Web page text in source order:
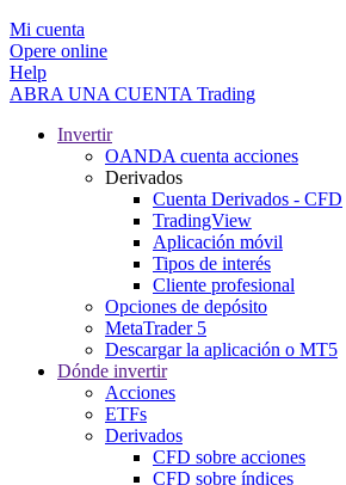
Mi cuenta
Opere online
Help
ABRA UNA CUENTA Trading
Invertir
OANDA cuenta acciones
Derivados
Cuenta Derivados - CFD
TradingView
Aplicación móvil
Tipos de interés
Cliente profesional
Opciones de depósito
MetaTrader 5
Descargar la aplicación o MT5
Dónde invertir
Acciones
ETFs
Derivados
CFD sobre acciones
CFD sobre índices